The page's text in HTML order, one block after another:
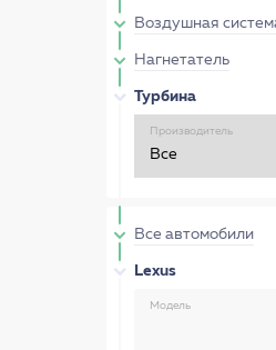
Воздушная
Нагнетатель
Турбина
Производитель
Все автомобили
Lexus
Модель